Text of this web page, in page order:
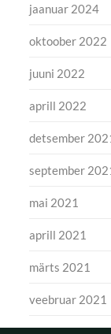
jaanuar 2024
oktoober 2022
juuni 2022
aprill 2022
detsember
september
mai 2021
aprill 2021
märts 2021
veebruar 2021